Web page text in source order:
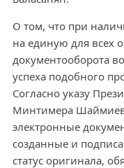
О том, что при
на единую для всех
документооборота
успеха подобного
Согласно указу
Минтимера
электронные
созданные и
статус оригинала,